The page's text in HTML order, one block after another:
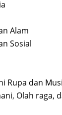
Alam
Sosial
Rupa dan
Olah raga,